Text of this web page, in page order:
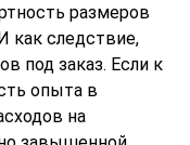
размеров
как следствие,
под заказ. Если к
опыта в
на